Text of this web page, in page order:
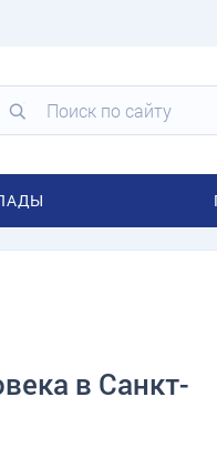
в Санкт-